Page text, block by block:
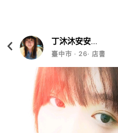
丁沐沐安安蟹蟹感恩你AEALE
臺中市 ‧ 26‧ 店書蟲